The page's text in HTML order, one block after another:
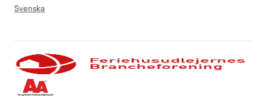
Svenska